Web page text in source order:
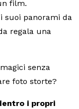
film.
suoi panorami da
regala una
senza
foto storte?
i propri